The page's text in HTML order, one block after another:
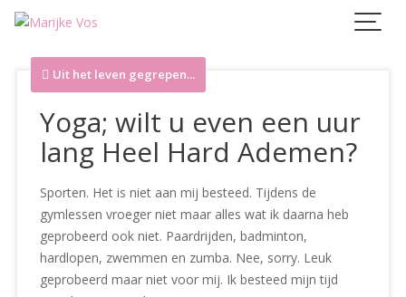
Skip
content
Uit het leven gegrepen...
Yoga; wilt u even een uur
lang Heel Hard Ademen?
Sporten. Het is niet aan mij besteed. Tijdens de
gymlessen vroeger niet maar alles wat ik daarna heb
geprobeerd ook niet. Paardrijden, badminton,
hardlopen, zwemmen en zumba. Nee, sorry. Leuk
geprobeerd maar niet voor mij. Ik besteed mijn tijd